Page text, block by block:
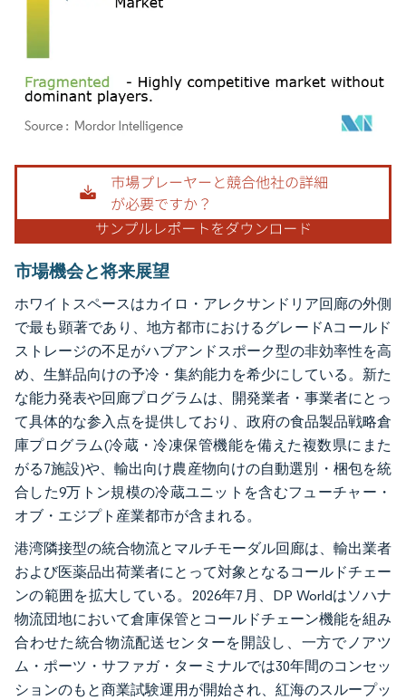
画像 © Mordor Intelligence。再利用にはCC BY 4.0の表示が必要です。
市場機会と将来展望
ホワイトスペースはカイロ・アレクサンドリア回廊の外側
で最も顕著であり、地方都市におけるグレードAコールド
ストレージの不足がハブアンドスポーク型の非効率性を高
め、生鮮品向けの予冷・集約能力を希少にしている。新た
な能力発表や回廊プログラムは、開発業者・事業者にとっ
て具体的な参入点を提供しており、政府の食品製品戦略倉
庫プログラム(冷蔵・冷凍保管機能を備えた複数県にまた
がる7施設)や、輸出向け農産物向けの自動選別・梱包を統
合した9万トン規模の冷蔵ユニットを含むフューチャー・
オブ・エジプト産業都市が含まれる。
港湾隣接型の統合物流とマルチモーダル回廊は、輸出業者
および医薬品出荷業者にとって対象となるコールドチェー
ンの範囲を拡大している。2026年7月、DP Worldはソハナ
物流団地において倉庫保管とコールドチェーン機能を組み
合わせた統合物流配送センターを開設し、一方でノアツ
ム・ポーツ・サファガ・ターミナルでは30年間のコンセッ
ションのもと商業試験運用が開始され、紅海のスループッ